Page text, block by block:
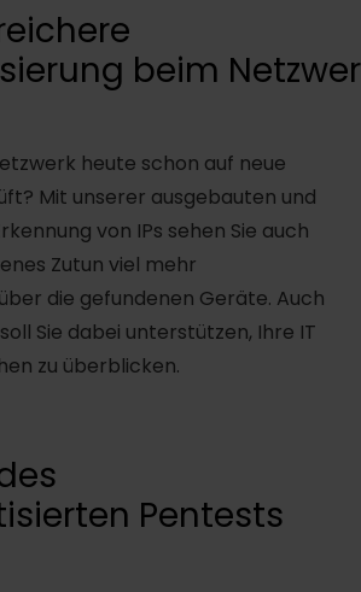
beim
heute schon auf neue
Mit unserer ausgebauten und
von IPs sehen Sie auch
Zutun viel mehr
die gefundenen Geräte. Auch
Sie dabei unterstützen, Ihre IT
zu überblicken.
Pentests